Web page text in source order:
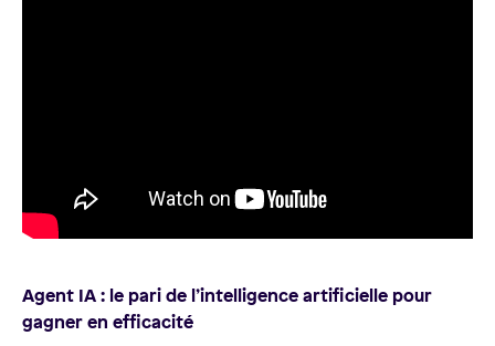
Agent IA : le pari de l’intelligence artificielle pour
gagner en efficacité